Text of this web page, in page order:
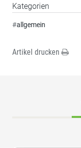
Kategorien
#allgemein
Artikel drucken